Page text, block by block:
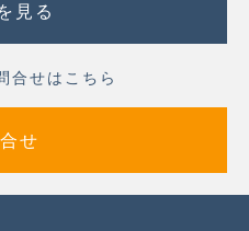
見る
合せはこちら
せ